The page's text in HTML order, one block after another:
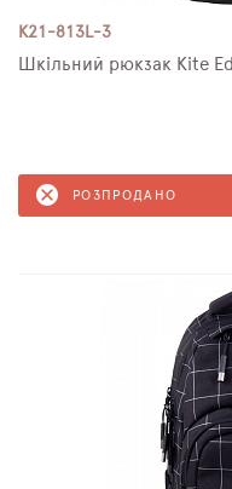
K21-813L-3
Шкільний рюкзак Kite
РОЗПРОДАНО